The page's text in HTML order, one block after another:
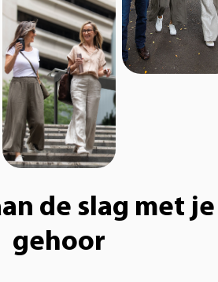
de slag met je
gehoor